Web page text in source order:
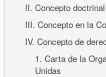
II. Concepto
III. Concepto en la
IV. Concepto de
1. Carta de la
Unidas